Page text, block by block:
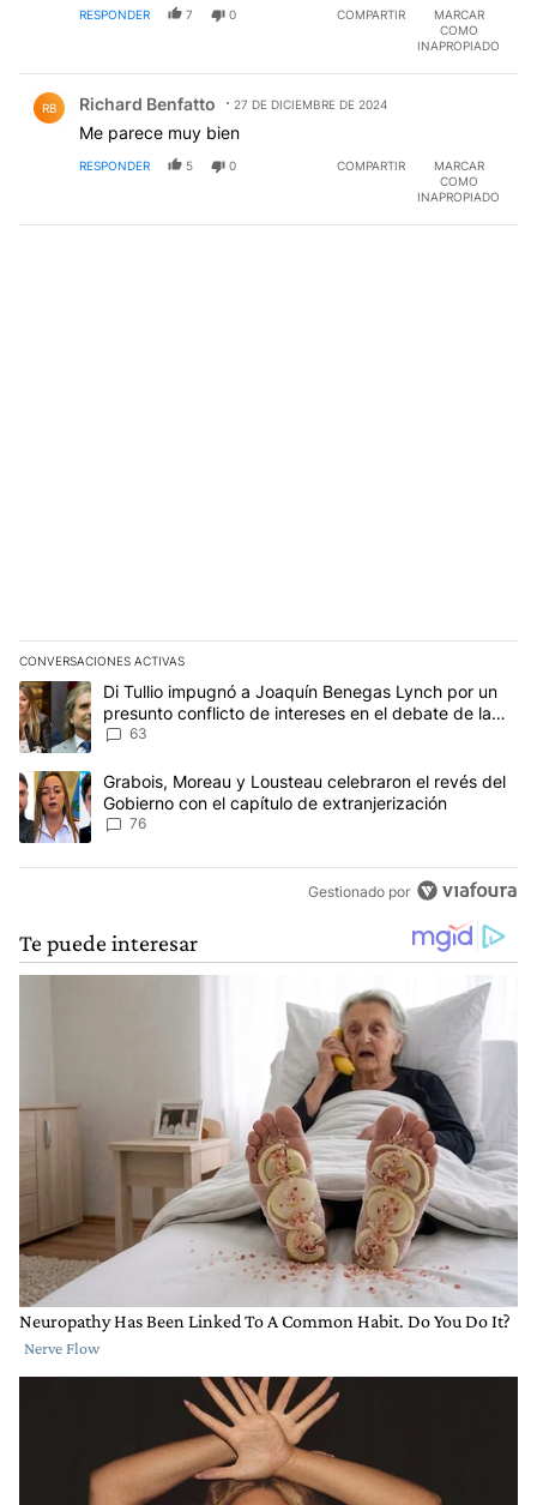
RESPONDER 7 0 COMPARTIR
MARCAR
COMO
INAPROPIADO
RB Richard Benfatto 27 DE DICIEMBRE DE 2024
Me parece muy bien
RESPONDER 5 0 COMPARTIR
MARCAR
COMO
INAPROPIADO
CONVERSACIONES ACTIVAS
Este listado muestra los artículos con más comentarios en los
Un artículo de tendencia con el título "Di Tullio impugnó a
Di Tullio impugnó a Joaquín Benegas Lynch por un
presunto conflicto de intereses en el debate de la
Ley de Tierras
63
Un artículo de tendencia con el título "Grabois, Moreau y
Grabois, Moreau y Lousteau celebraron el revés del
Gobierno con el capítulo de extranjerización
76
Gestionado por